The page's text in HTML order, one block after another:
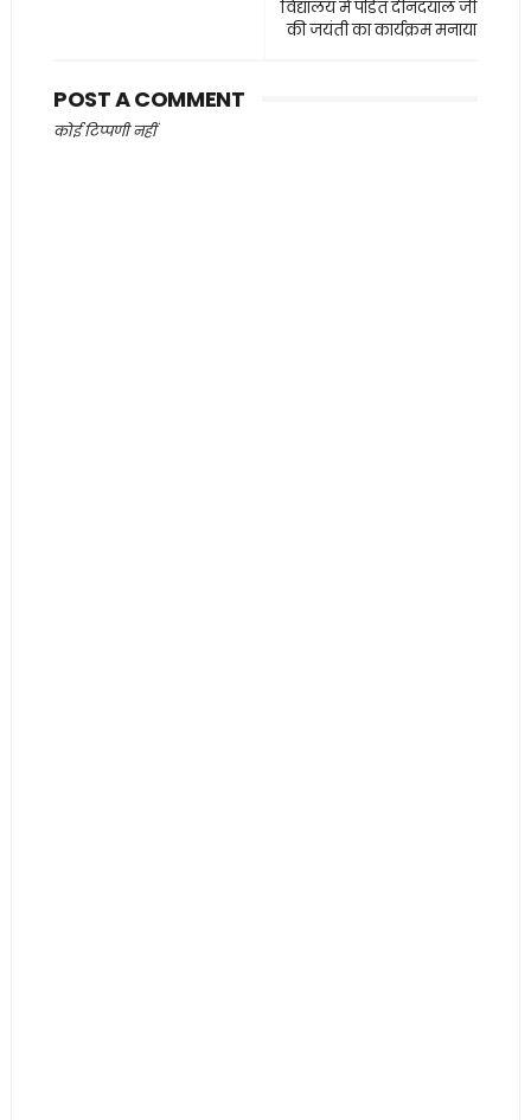
विद्यालय में पंडित दीनदयाल जी
की जयंती का कार्यक्रम मनाया
POST A COMMENT
कोई टिप्पणी नहीं